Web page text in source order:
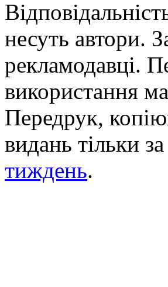
несуть автори.
рекламодавці.
використання
Передрук,
видань тільки
тиждень.